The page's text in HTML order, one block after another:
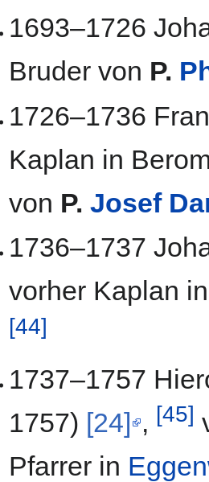
1693–1726
Bruder von P.
1726–1736
Kaplan in
von P.Josef
1736–1737
vorher Kaplan
[44]
1737–1757
1757) [24] , [45]
Pfarrer in